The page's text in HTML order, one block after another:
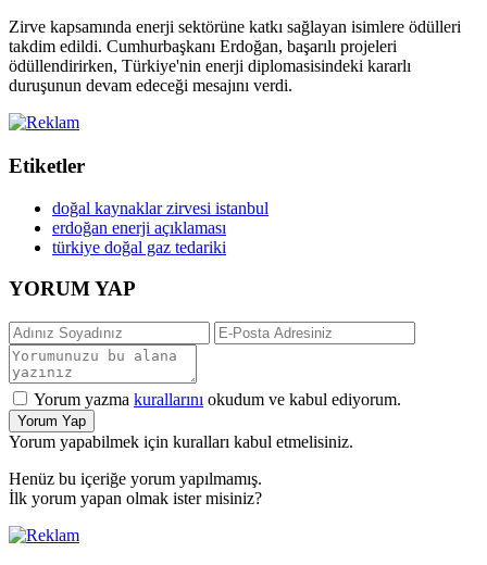
Zirve kapsamında enerji sektörüne katkı sağlayan isimlere ödülleri
takdim edildi. Cumhurbaşkanı Erdoğan, başarılı projeleri
ödüllendirirken, Türkiye'nin enerji diplomasisindeki kararlı
duruşunun devam edeceği mesajını verdi.
Etiketler
doğal kaynaklar zirvesi istanbul
erdoğan enerji açıklaması
türkiye doğal gaz tedariki
YORUM YAP
Yorum yazma kurallarını okudum ve kabul ediyorum.
Yorum Yap
Yorum yapabilmek için kuralları kabul etmelisiniz.
Henüz bu içeriğe yorum yapılmamış.
İlk yorum yapan olmak ister misiniz?